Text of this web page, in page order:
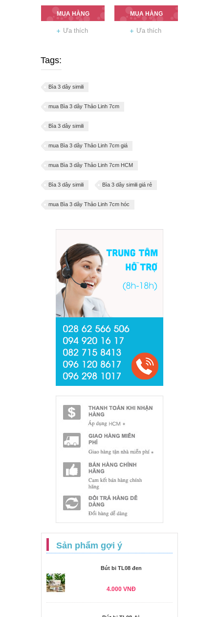
MUA HÀNG
Ưa thích
MUA HÀNG
Ưa thích
Tags:
Bìa 3 dây simili
mua Bìa 3 dây Thảo Linh 7cm
Bìa 3 dây simili
mua Bìa 3 dây Thảo Linh 7cm giá
mua Bìa 3 dây Thảo Linh 7cm HCM
Bìa 3 dây simili Bìa 3 dây simili giá rẻ
mua Bìa 3 dây Thảo Linh 7cm hóc
Sản phẩm gợi ý
Bút bi TL08 đen
4.000 VNĐ